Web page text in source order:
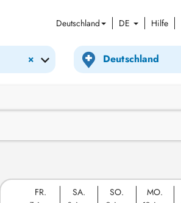
Deutschland DE Hilfe
×
FR. SA. SO. MO.